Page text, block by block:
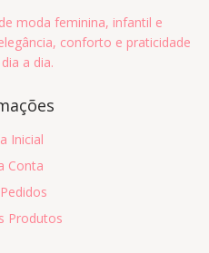
moda feminina, infantil e
conforto e praticidade
a dia.
Inicial
Conta
Produtos